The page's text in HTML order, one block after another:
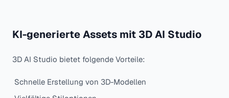
KI-generierte Assets mit 3D AI Studio
3D AI Studio bietet folgende Vorteile:
Schnelle Erstellung von 3D-Modellen